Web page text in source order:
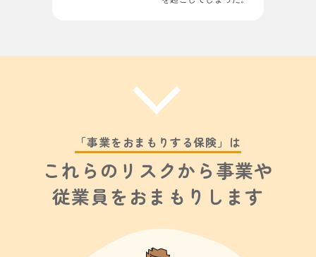
「事業をおまもりする保険」は
これらのリスクから事業や
従業員をおまもりします